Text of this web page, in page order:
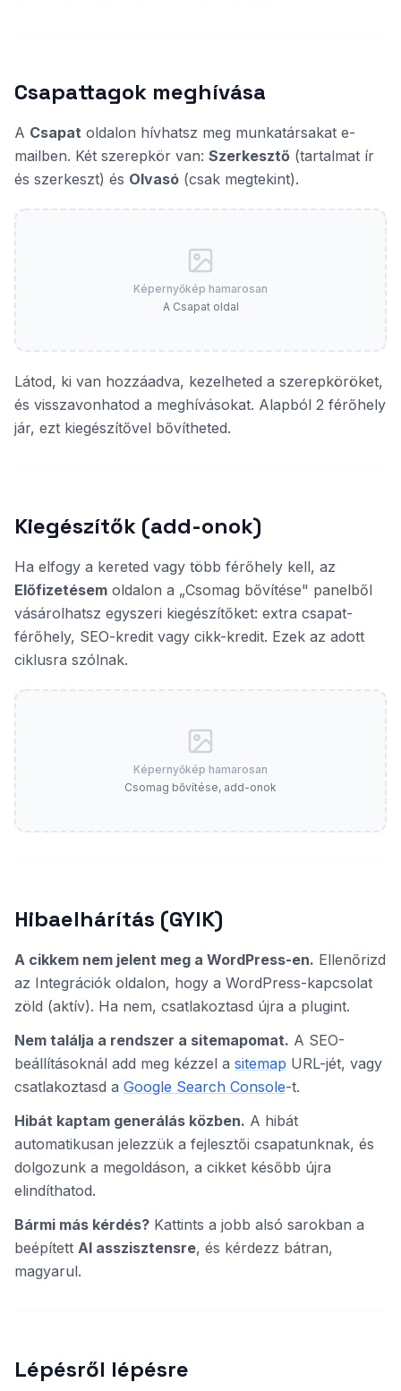
Csapattagok meghívása
A Csapat oldalon hívhatsz meg munkatársakat e-
mailben. Két szerepkör van: Szerkesztő (tartalmat ír
és szerkeszt) és Olvasó (csak megtekint).
Képernyőkép hamarosan
A Csapat oldal
Látod, ki van hozzáadva, kezelheted a szerepköröket,
és visszavonhatod a meghívásokat. Alapból 2 férőhely
jár, ezt kiegészítővel bővítheted.
Kiegészítők (add-onok)
Ha elfogy a kereted vagy több férőhely kell, az
Előfizetésem oldalon a „Csomag bővítése" panelből
vásárolhatsz egyszeri kiegészítőket: extra csapat-
férőhely, SEO-kredit vagy cikk-kredit. Ezek az adott
ciklusra szólnak.
Képernyőkép hamarosan
Csomag bővítése, add-onok
Hibaelhárítás (GYIK)
A cikkem nem jelent meg a WordPress-en. Ellenőrizd
az Integrációk oldalon, hogy a WordPress-kapcsolat
zöld (aktív). Ha nem, csatlakoztasd újra a plugint.
Nem találja a rendszer a sitemapomat. A SEO-
beállításoknál add meg kézzel a sitemap URL-jét, vagy
csatlakoztasd a Google Search Console-t.
Hibát kaptam generálás közben. A hibát
automatikusan jelezzük a fejlesztői csapatunknak, és
dolgozunk a megoldáson, a cikket később újra
elindíthatod.
Bármi más kérdés? Kattints a jobb alsó sarokban a
beépített AI asszisztensre, és kérdezz bátran,
magyarul.
Lépésről lépésre